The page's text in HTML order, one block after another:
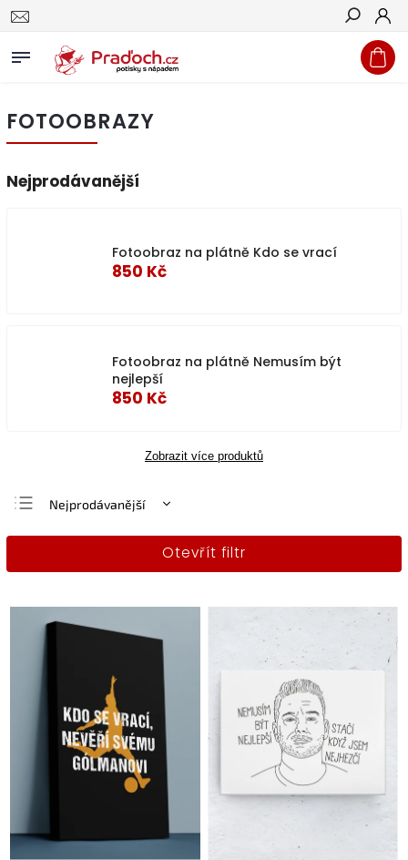
Hledat
FOTOOBRAZY
Nejprodávanější
Fotoobraz na plátně Kdo se vrací
850 Kč
Fotoobraz na plátně Nemusím být
nejlepší
850 Kč
Zobrazit více produktů
Nejprodávanější
Nejlevnější
Otevřít filtr